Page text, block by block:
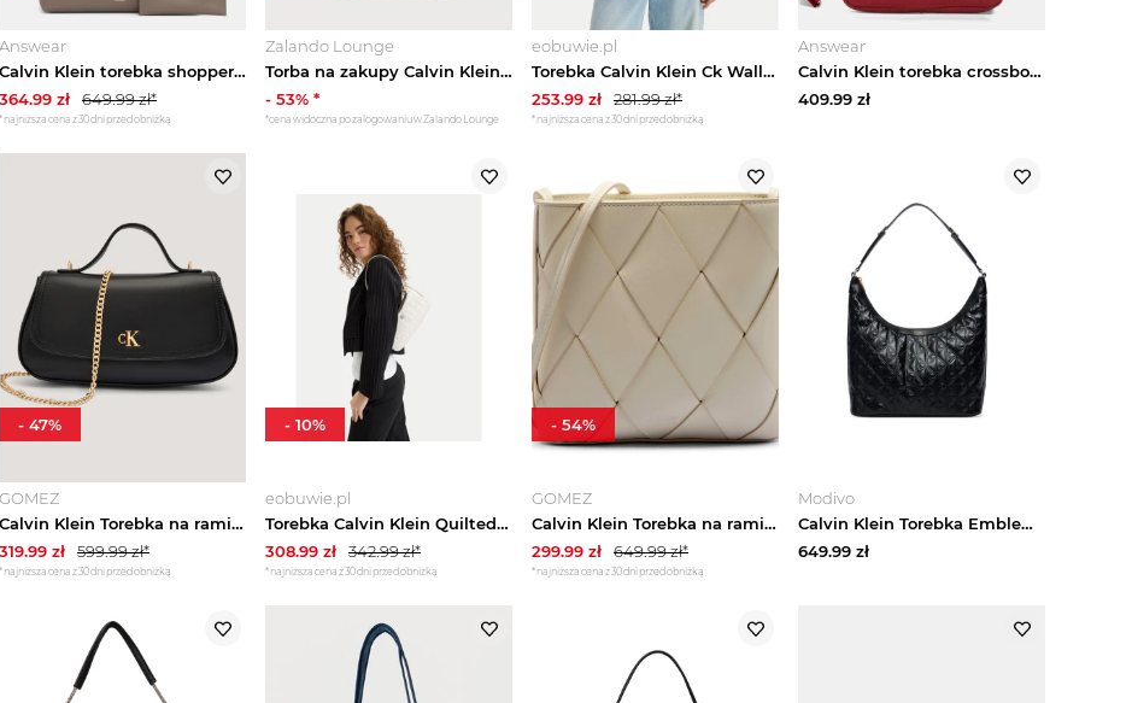
Answear
Calvin Klein torebka shopper damska z imitacji skóry beżowy
364.99 zł 649.99zł*
*najniższa cena z 30 dni przed obniżką
Zalando Lounge
Torba na zakupy Calvin Klein taupe
- 53% *
*cena widoczna po zalogowaniu w Zalando Lounge
eobuwie.pl
Torebka Calvin Klein Ck Wallet On Chain LV04F3319G Bordowy
253.99 zł 281.99zł*
*najniższa cena z 30 dni przed obniżką
Answear
Calvin Klein torebka crossbody damska z imitacji skóry czerwony
409.99 zł
GOMEZ
Calvin Klein Torebka na ramię czarny
319.99 zł 599.99zł*
*najniższa cena z 30 dni przed obniżką
- 47%
eobuwie.pl
Torebka Calvin Klein Quilted Sm Shoulder Bag LV04F3327G Biały
308.99 zł 342.99zł*
*najniższa cena z 30 dni przed obniżką
- 10%
GOMEZ
Calvin Klein Torebka na ramię ecru
299.99 zł 649.99zł*
*najniższa cena z 30 dni przed obniżką
- 54%
Modivo
Calvin Klein Torebka Emblem Aop Debossed Medium Shbag LV04F3875G Czarny
649.99 zł